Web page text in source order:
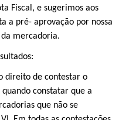
Fiscal, e sugerimos aos
a pré- aprovação por nossa
mercadoria.
direito de contestar o
constatar que a
que não se